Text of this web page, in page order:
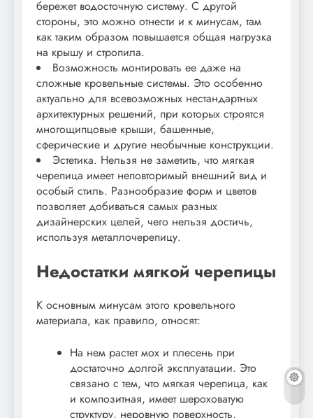
бережет водосточную систему. С другой
стороны, это можно отнести и к минусам, там
как таким образом повышается общая нагрузка
на крышу и стропила.
Возможность монтировать ее даже на
сложные кровельные системы. Это особенно
актуально для всевозможных нестандартных
архитектурных решений, при которых строятся
многощипцовые крыши, башенные,
сферические и другие необычные конструкции.
Эстетика. Нельзя не заметить, что мягкая
черепица имеет неповторимый внешний вид и
особый стиль. Разнообразие форм и цветов
позволяет добиваться самых разных
дизайнерских целей, чего нельзя достичь,
используя металлочерепицу.
Недостатки мягкой черепицы
К основным минусам этого кровельного
материала, как правило, относят:
На нем растет мох и плесень при
достаточно долгой эксплуатации. Это
связано с тем, что мягкая черепица, как
и композитная, имеет шероховатую
структуру, неровную поверхность,